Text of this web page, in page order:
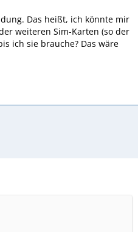
Das heißt, ich könnte mir
weiteren Sim-Karten (so der
ich sie brauche? Das wäre